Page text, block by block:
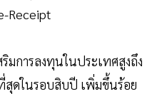
Receipt
มการลงทุนในประเทศสูงถึง
สุดในรอบสิบปี เพิ่มขึ้นร้อย